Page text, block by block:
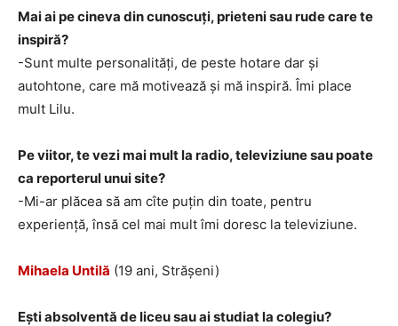
Mai ai pe cineva din cunoscuți, prieteni sau rude care te
inspiră?
-Sunt multe personalități, de peste hotare dar și
autohtone, care mă motivează și mă inspiră. Îmi place
mult Lilu.
Pe viitor, te vezi mai mult la radio, televiziune sau poate
ca reporterul unui site?
-Mi-ar plăcea să am cîte puțin din toate, pentru
experiență, însă cel mai mult îmi doresc la televiziune.
Mihaela Untilă (19 ani, Strășeni)
Ești absolventă de liceu sau ai studiat la colegiu?